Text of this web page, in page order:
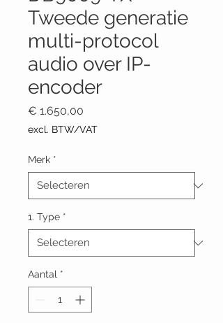
Tweede generatie
multi-protocol
audio over IP-
encoder
€ 1.650,00
excl. BTW/VAT
Merk *
1. Type *
Aantal *